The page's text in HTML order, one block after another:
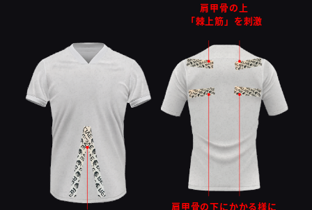
肩甲骨の上
「棘上筋」を刺激
肩甲骨の下にかかる様に